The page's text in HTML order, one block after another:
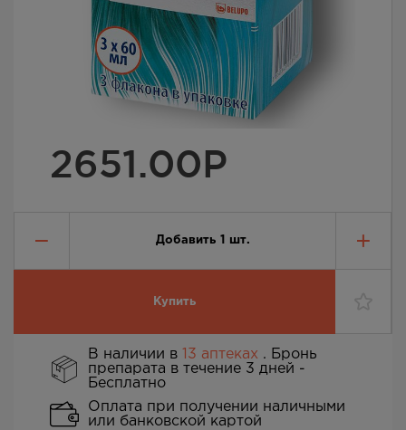
2651.00Р
Добавить 1 шт.
Купить
В наличии в 13 аптеках . Бронь
препарата в течение 3 дней -
Бесплатно
Оплата при получении наличными
или банковской картой